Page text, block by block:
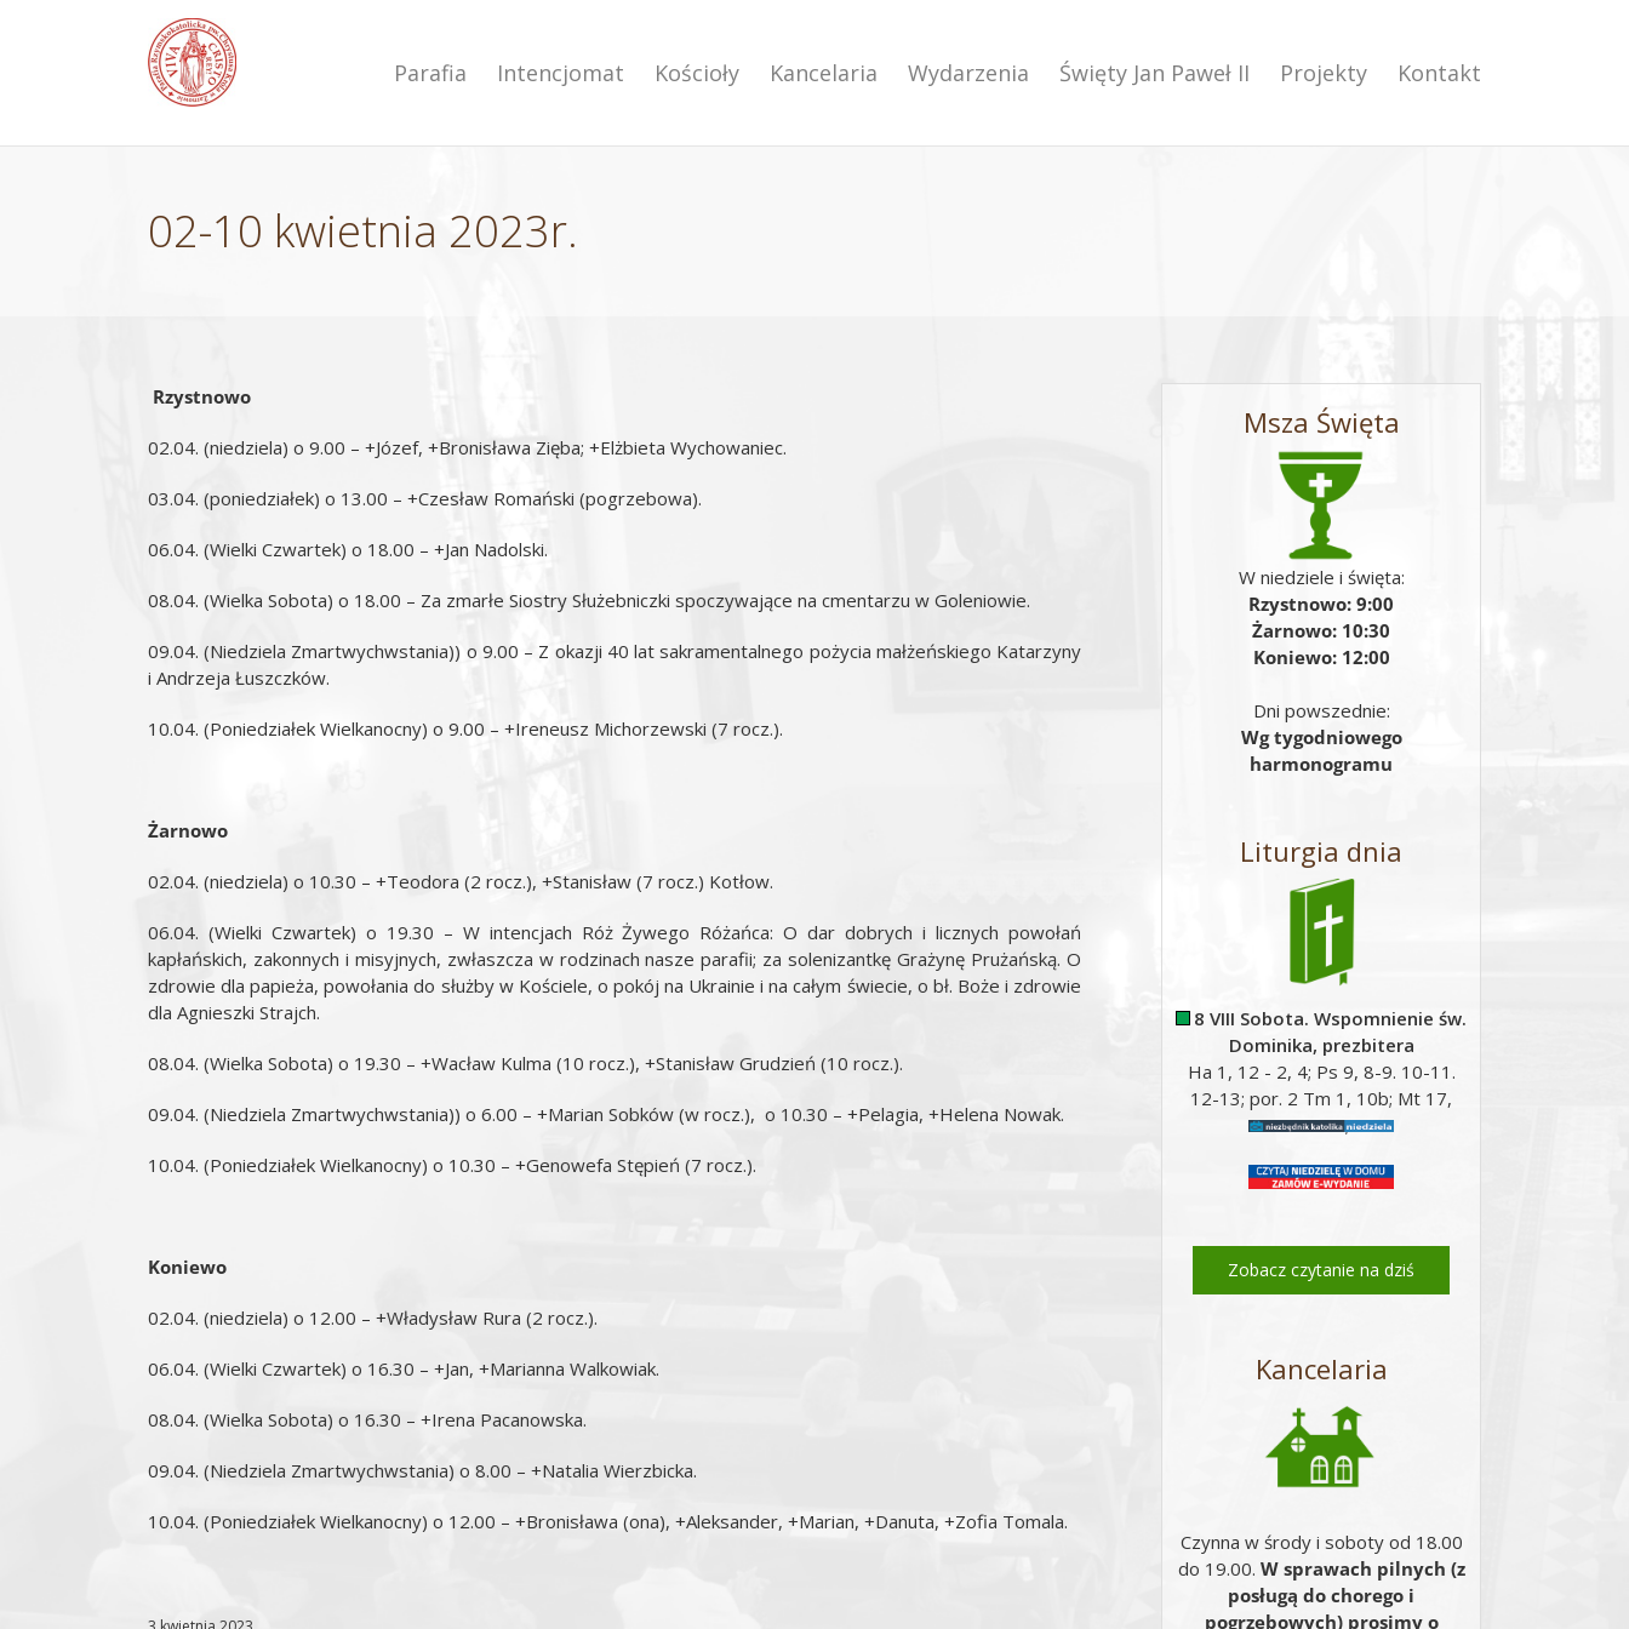
Parafia Intencjomat Kościoły Kancelaria Wydarzenia Święty Jan Paweł II Projekty Kontakt
02-10 kwietnia 2023r.
Rzystnowo
02.04. (niedziela) o 9.00 – +Józef, +Bronisława Zięba; +Elżbieta Wychowaniec.
03.04. (poniedziałek) o 13.00 – +Czesław Romański (pogrzebowa).
06.04. (Wielki Czwartek) o 18.00 – +Jan Nadolski.
08.04. (Wielka Sobota) o 18.00 – Za zmarłe Siostry Służebniczki spoczywające na cmentarzu w Goleniowie.
09.04. (Niedziela Zmartwychwstania)) o 9.00 – Z okazji 40 lat sakramentalnego pożycia małżeńskiego Katarzyny
i Andrzeja Łuszczków.
10.04. (Poniedziałek Wielkanocny) o 9.00 – +Ireneusz Michorzewski (7 rocz.).
Żarnowo
02.04. (niedziela) o 10.30 – +Teodora (2 rocz.), +Stanisław (7 rocz.) Kotłow.
06.04. (Wielki Czwartek) o 19.30 – W intencjach Róż Żywego Różańca: O dar dobrych i licznych powołań
kapłańskich, zakonnych i misyjnych, zwłaszcza w rodzinach nasze parafii; za solenizantkę Grażynę Prużańską. O
zdrowie dla papieża, powołania do służby w Kościele, o pokój na Ukrainie i na całym świecie, o bł. Boże i zdrowie
dla Agnieszki Strajch.
08.04. (Wielka Sobota) o 19.30 – +Wacław Kulma (10 rocz.), +Stanisław Grudzień (10 rocz.).
09.04. (Niedziela Zmartwychwstania)) o 6.00 – +Marian Sobków (w rocz.), o 10.30 – +Pelagia, +Helena Nowak.
10.04. (Poniedziałek Wielkanocny) o 10.30 – +Genowefa Stępień (7 rocz.).
Koniewo
02.04. (niedziela) o 12.00 – +Władysław Rura (2 rocz.).
06.04. (Wielki Czwartek) o 16.30 – +Jan, +Marianna Walkowiak.
08.04. (Wielka Sobota) o 16.30 – +Irena Pacanowska.
09.04. (Niedziela Zmartwychwstania) o 8.00 – +Natalia Wierzbicka.
10.04. (Poniedziałek Wielkanocny) o 12.00 – +Bronisława (ona), +Aleksander, +Marian, +Danuta, +Zofia Tomala.
Msza Święta
W niedziele i święta:
Rzystnowo: 9:00
Żarnowo: 10:30
Koniewo: 12:00
Dni powszednie:
Wg tygodniowego
harmonogramu
Liturgia dnia
8 VIII Sobota. Wspomnienie św.
Dominika, prezbitera
Ha 1, 12 - 2, 4; Ps 9, 8-9. 10-11.
12-13; por. 2 Tm 1, 10b; Mt 17,
14-20;
Zobacz czytanie na dziś
Kancelaria
Czynna w środy i soboty od 18.00
do 19.00. W sprawach pilnych (z
posługą do chorego i
pogrzebowych) prosimy o